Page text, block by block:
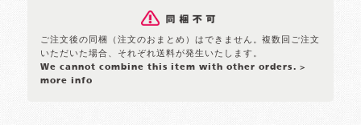
ご注文後の同梱（注文のおまとめ）はできません。複数回ご注文
いただいた場合、それぞれ送料が発生いたします。
We cannot combine this item with other orders. >
more info